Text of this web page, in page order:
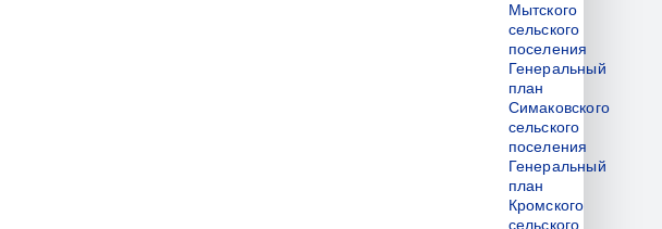
Мытского
сельского
поселения
Генеральный
план
Симаковского
сельского
поселения
Генеральный
план
Кромского
сельского